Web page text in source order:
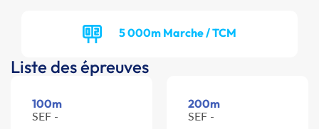
5 000m Marche / TCM
Liste des épreuves
100m
SEF -
200m
SEF -